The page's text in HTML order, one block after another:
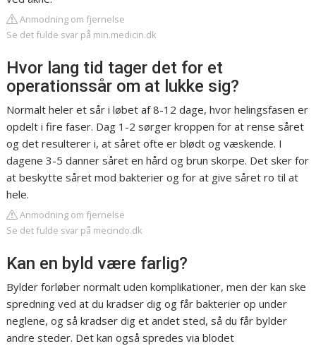
Anmodning om fjernelse
Se det fulde svar på min.medicin.dk
Hvor lang tid tager det for et
operationssår om at lukke sig?
Normalt heler et sår i løbet af 8-12 dage, hvor helingsfasen er
opdelt i fire faser. Dag 1-2 sørger kroppen for at rense såret
og det resulterer i, at såret ofte er blødt og væskende. I
dagene 3-5 danner såret en hård og brun skorpe. Det sker for
at beskytte såret mod bakterier og for at give såret ro til at
hele.
Anmodning om fjernelse
Se det fulde svar på mecindo.dk
Kan en byld være farlig?
Bylder forløber normalt uden komplikationer, men der kan ske
spredning ved at du kradser dig og får bakterier op under
neglene, og så kradser dig et andet sted, så du får bylder
andre steder. Det kan også spredes via blodet